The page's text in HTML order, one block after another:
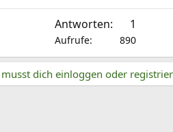
Antworten 1
Aufrufe 890
dich einloggen oder